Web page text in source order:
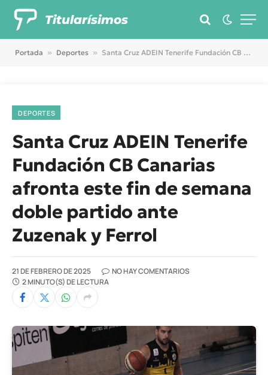
Titularísimos
Portada » Deportes » Santa Cruz ADEIN Tenerife Fundación CB Canarias afronta este fin de semana doble partido ante Zuzenak y Ferrol
DEPORTES
Santa Cruz ADEIN Tenerife
Fundación CB Canarias
afronta este fin de semana
doble partido ante
Zuzenak y Ferrol
21 DE FEBRERO DE 2025
NO HAY COMENTARIOS
2 MINUTO(S) DE LECTURA